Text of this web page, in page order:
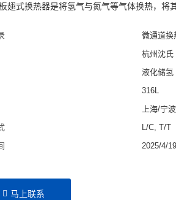
翅式换热器是将氢气与氮气等气体换热，将
微通道换
杭州沈氏
液化储氢
316L
上海/宁波
L/C, T/T
2025/4/
马上联系